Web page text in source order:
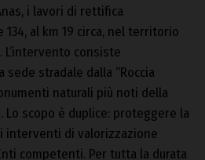
i lavori di rettifica
al km 19 circa, nel territorio
L’intervento consiste
stradale dalla “Roccia
naturali più noti della
scopo è duplice: proteggere la
interventi di valorizzazione
competenti. Per tutta la durata